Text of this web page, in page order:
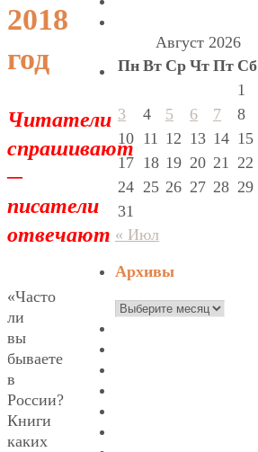
2018
год
Читатели
спрашивают
─
писатели
отвечают
«Часто
ли
вы
бываете
в
России?
Книги
каких
Август 2026
Пн Вт Ср Чт Пт Сб
1
3
4 5 6 7 8
10 11 12 13 14 15
17 18 19 20 21 22
24 25 26 27 28 29
31
« Июл
Архивы
Архивы